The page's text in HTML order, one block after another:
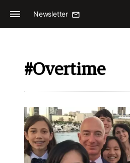
Newsletter
#Overtime